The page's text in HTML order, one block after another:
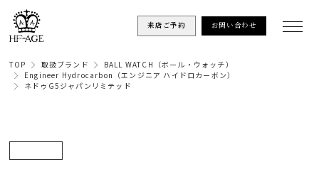
来店ご予約 お問い合わせ
TOP 取扱ブランド
BALL WATCH（ボール・ウォッチ）
Engineer Hydrocarbon（エンジニア ハイドロカーボン）
ネドゥG5ジャパンリミテッド